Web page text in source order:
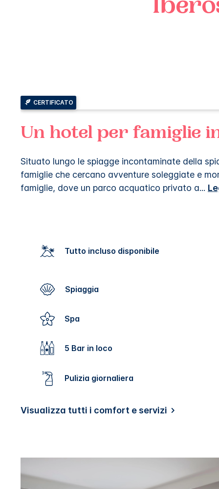
CERTIFICATO
Un hotel per famiglie
Situato lungo le spiagge incontaminate della
famiglie che cercano avventure soleggiate e
famiglie, dove un parco acquatico privato a...
Tutto incluso disponibile
Spiaggia
Spa
5 Bar in loco
Pulizia giornaliera
Visualizza tutti i comfort e servizi